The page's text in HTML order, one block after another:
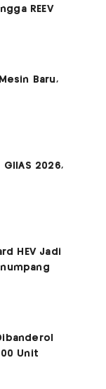
REEV
Baru,
GIIAS 2026,
HEV Jadi
Unit